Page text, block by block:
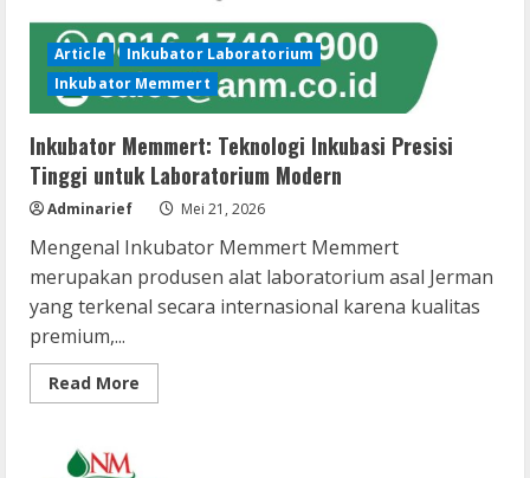
Article
Inkubator Laboratorium
Inkubator Memmert
Inkubator Memmert: Teknologi Inkubasi Presisi
Tinggi untuk Laboratorium Modern
Adminarief Mei 21, 2026
Mengenal Inkubator Memmert Memmert
merupakan produsen alat laboratorium asal Jerman
yang terkenal secara internasional karena kualitas
premium,...
Read More
more